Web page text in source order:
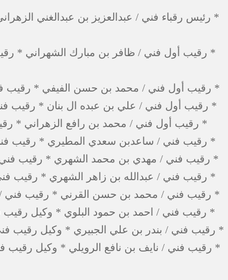
* رئيس رقباء فني / عبدالعزيز بن عبدالغني
* رقيب أول فني / ظافر بن مبارك الشهراني *
* رقيب أول فني / محمد بن حسن الفيفي * رقيب
* رقيب أول فني / علي بن عبده ال بنان *
* رقيب أول فني / محمد بن رافع الزهراني *
* رقيب فني / ساعدبن سعدي المطيري * رقيب
* رقيب فني / مهدي بن محمد الشهري * رقيب فني
* رقيب فني / عبدالله بن زاهر الشهري * رقيب
* رقيب فني / محمد بن حسن القرني * رقيب فني
* رقيب فني / احمد بن حمود البلوي * وكيل
* رقيب فني / بندر بن علي الجبيري * وكيل رقيب
* رقيب فني / نايف بن نافع الرويلي * وكيل